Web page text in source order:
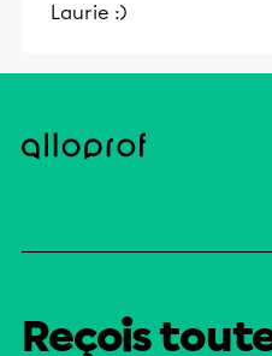
Laurie :)
Reçois